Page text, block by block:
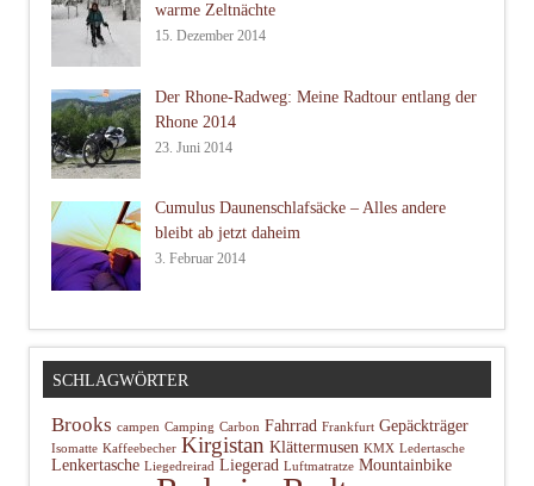
warme Zeltnächte
15. Dezember 2014
Der Rhone-Radweg: Meine Radtour entlang der
Rhone 2014
23. Juni 2014
Cumulus Daunenschlafsäcke – Alles andere
bleibt ab jetzt daheim
3. Februar 2014
SCHLAGWÖRTER
Brooks campen Camping Carbon Fahrrad Frankfurt Gepäckträger
Isomatte Kaffeebecher Kirgistan Klättermusen KMX Ledertasche
Lenkertasche Liegedreirad Liegerad Luftmatratze Mountainbike